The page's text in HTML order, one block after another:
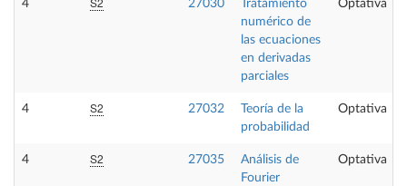
4 27030
Tratamiento
numérico de
las ecuaciones
en derivadas
parciales
Optativa
4 S2 27032
Teoría de la
probabilidad
Optativa
4 S2 27035
Análisis de
Fourier
Optativa